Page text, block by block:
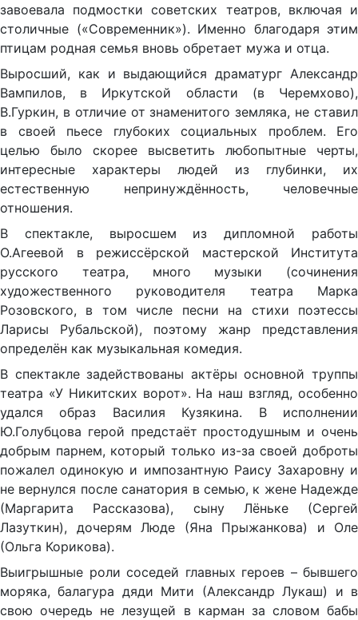
завоевала подмостки советских театров, включая и
столичные («Современник»). Именно благодаря этим
птицам родная семья вновь обретает мужа и отца.
Выросший, как и выдающийся драматург Александр
Вампилов, в Иркутской области (в Черемхово),
В.Гуркин, в отличие от знаменитого земляка, не ставил
в своей пьесе глубоких социальных проблем. Его
целью было скорее высветить любопытные черты,
интересные характеры людей из глубинки, их
естественную непринуждённость, человечные
отношения.
В спектакле, выросшем из дипломной работы
О.Агеевой в режиссёрской мастерской Института
русского театра, много музыки (сочинения
художественного руководителя театра Марка
Розовского, в том числе песни на стихи поэтессы
Ларисы Рубальской), поэтому жанр представления
определён как музыкальная комедия.
В спектакле задействованы актёры основной труппы
театра «У Никитских ворот». На наш взгляд, особенно
удался образ Василия Кузякина. В исполнении
Ю.Голубцова герой предстаёт простодушным и очень
добрым парнем, который только из-за своей доброты
пожалел одинокую и импозантную Раису Захаровну и
не вернулся после санатория в семью, к жене Надежде
(Маргарита Рассказова), сыну Лёньке (Сергей
Лазуткин), дочерям Люде (Яна Прыжанкова) и Оле
(Ольга Корикова).
Выигрышные роли соседей главных героев – бывшего
моряка, балагура дяди Мити (Александр Лукаш) и в
свою очередь не лезущей в карман за словом бабы